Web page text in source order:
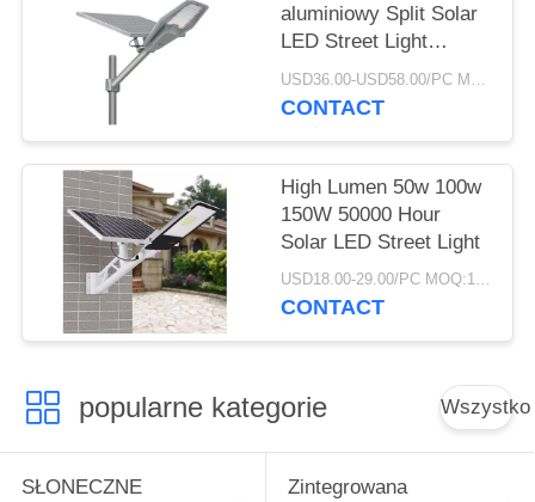
aluminiowy Split Solar
LED Street Light
Zdalne sterowanie
100W 200w 300w 400w
USD36.00-USD58.00/PC MOQ:1 szt
CONTACT
High Lumen 50w 100w
150W 50000 Hour
Solar LED Street Light
USD18.00-29.00/PC MOQ:10 sztuk
CONTACT
popularne kategorie Wszystko
SŁONECZNE
Zintegrowana